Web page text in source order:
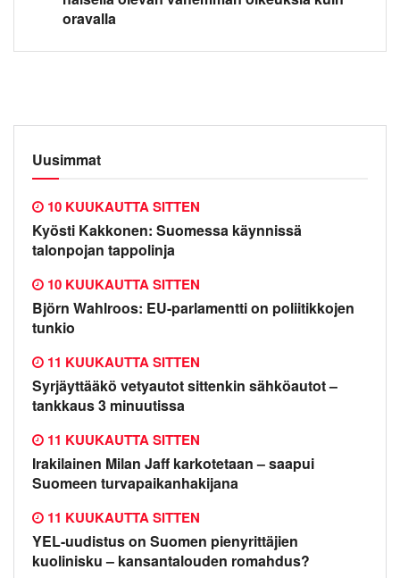
oravalla
Uusimmat
Kyösti Kakkonen: Suomessa käynnissä
talonpojan tappolinja
10 KUUKAUTTA SITTEN
Björn Wahlroos: EU-parlamentti on poliitikkojen
tunkio
10 KUUKAUTTA SITTEN
Syrjäyttääkö vetyautot sittenkin sähköautot –
tankkaus 3 minuutissa
11 KUUKAUTTA SITTEN
Irakilainen Milan Jaff karkotetaan – saapui
Suomeen turvapaikanhakijana
11 KUUKAUTTA SITTEN
YEL-uudistus on Suomen pienyrittäjien
kuolinisku – kansantalouden romahdus?
11 KUUKAUTTA SITTEN